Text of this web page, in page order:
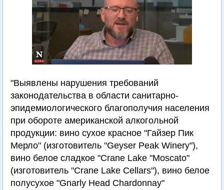
"Выявлены нарушения требований
законодательства в области санитарно-
эпидемиологического благополучия населения
при обороте американской алкогольной
продукции: вино сухое красное "Гайзер Пик
Мерло" (изготовитель "Geyser Peak Winery"),
вино белое сладкое "Crane Lake "Moscato"
(изготовитель "Crane Lake Cellars"), вино белое
полусухое "Gnarly Head Chardonnay"